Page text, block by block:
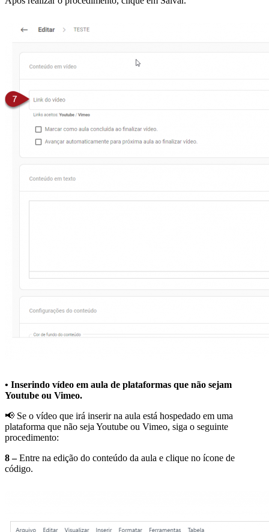
• Inserindo vídeo em aula de plataformas que não sejam
Youtube ou Vimeo.
📢 Se o vídeo que irá inserir na aula está hospedado em uma
plataforma que não seja Youtube ou Vimeo, siga o seguinte
procedimento:
8 –Entre na edição do conteúdo da aula e clique no ícone de
código.